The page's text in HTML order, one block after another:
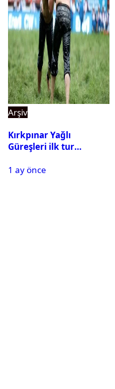
Arşiv
Kırkpınar Yağlı
Güreşleri ilk tur
2. tura geçen
1 ay önce